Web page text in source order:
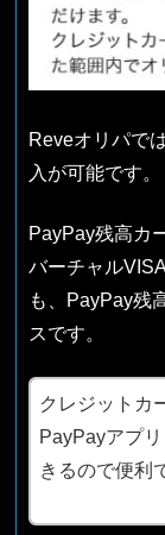
Reveオリパで
入が可能です。
PayPay残高カ
バーチャル
も、PayPay残
スです。
クレジットカ
PayPayアプ
きるので便利